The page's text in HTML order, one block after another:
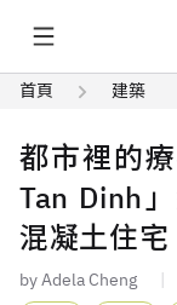
首頁 建築
都市裡的
Tan Dinh
混凝土住宅
by Adela Cheng